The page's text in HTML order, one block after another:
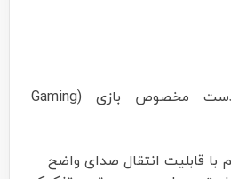
هدست مخصوص بازی (Gaming
با قابلیت انتقال صدای واضح